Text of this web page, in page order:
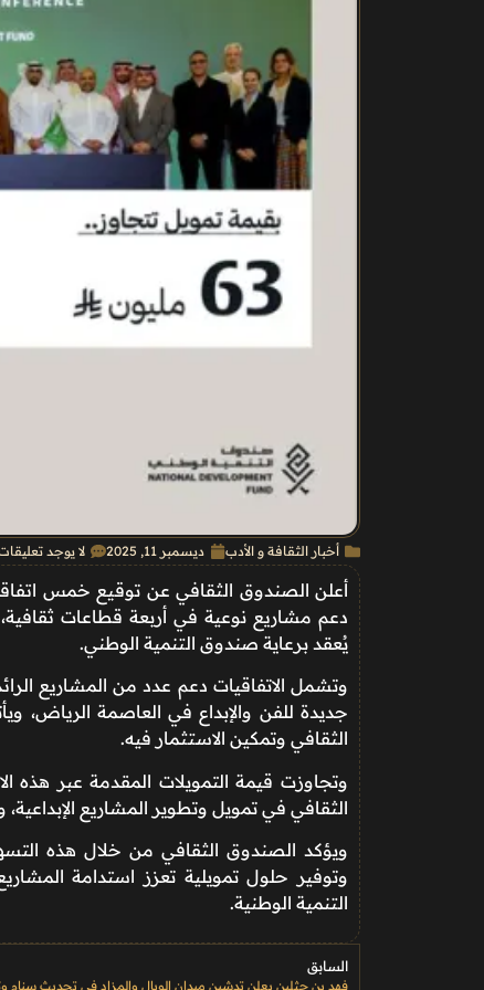
أخبار الثقافة و الأدب ديسمبر 11, 2025 لا يوجد
أعلن الصندوق الثقافي عن توقيع خمس
دعم مشاريع نوعية في أربعة قطاعات
يُعقد برعاية صندوق التنمية الوطني.
وتشمل الاتفاقيات دعم عدد من المشاريع
جديدة للفن والإبداع في العاصمة الرياض،
الثقافي وتمكين الاستثمار فيه.
الثقافي في تمويل وتطوير المشاريع
ويؤكد الصندوق الثقافي من خلال هذه
وتوفير حلول تمويلية تعزز استدامة
التنمية الوطنية.
السابق